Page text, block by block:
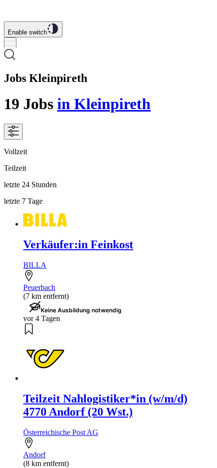
Enable switch
Jobs Kleinpireth
19 Jobs in Kleinpireth
Vollzeit
Teilzeit
letzte 24 Stunden
letzte 7 Tage
Verkäufer:in Feinkost
BILLA
Peuerbach
(7 km entfernt)
Keine Ausbildung notwendig
vor 4 Tagen
Teilzeit Nahlogistiker*in (w/m/d)
4770 Andorf (20 Wst.)
Österreichische Post AG
Andorf
(8 km entfernt)